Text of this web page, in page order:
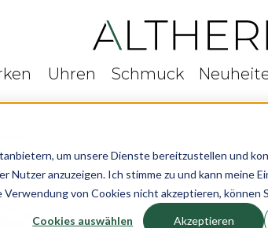
um unsere Dienste bereitzustellen und
anzuzeigen. Ich stimme zu und kann meine
von Cookies nicht akzeptieren, können
Cookies auswählen Akzeptieren
Uhren Schmuck